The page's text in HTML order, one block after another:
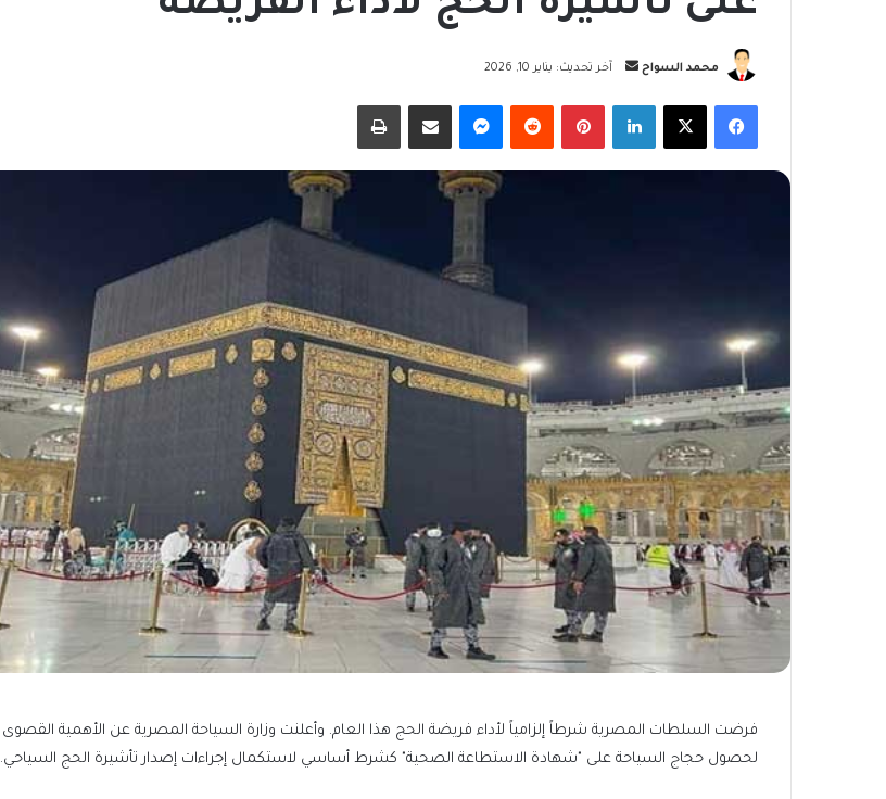
محمد السواح
أرسل
إلكترونيا
آخر تحديث: يناير 10, 2026
فيسبوك‫X لينكدإن بينتيريست ماسنجر مشاركة عبر البريد طباعة
فرضت السلطات المصرية شرطاً إلزامياً لأداء فريضة الحج هذا العام. وأعلنت وزارة السياحة المصرية عن الأهمية القصوى
لحصول حجاج السياحة على "شهادة الاستطاعة الصحية" كشرط أساسي لاستكمال إجراءات إصدار تأشيرة الحج السياحي.